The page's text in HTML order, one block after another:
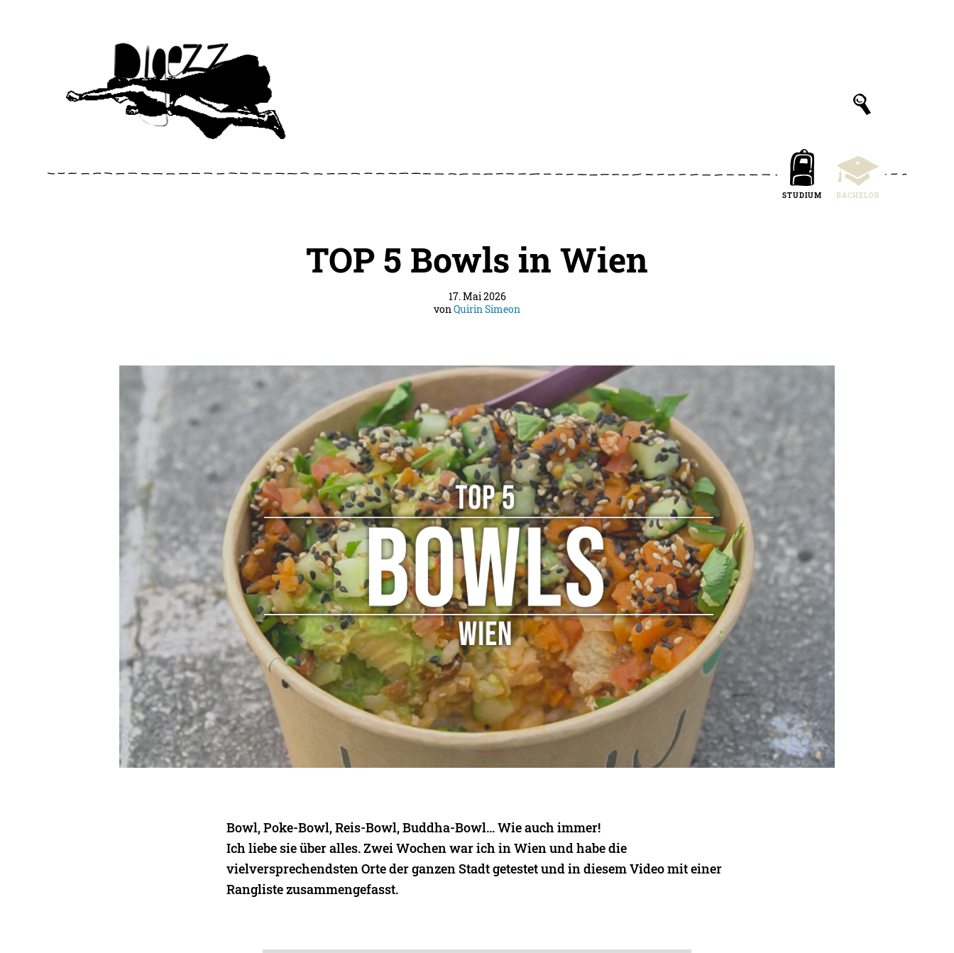
STUDIUM BACHELOR
TOP 5 Bowls in Wien
17. Mai 2026
vonQuirin Simeon
Bowl, Poke-Bowl, Reis-Bowl, Buddha-Bowl… Wie auch immer!
Ich liebe sie über alles. Zwei Wochen war ich in Wien und habe die
vielversprechendsten Orte der ganzen Stadt getestet und in diesem Video mit einer
Rangliste zusammengefasst.